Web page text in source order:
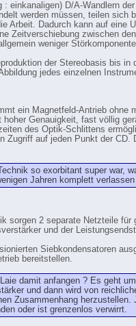
einkanaligen) D/A-Wandlern
werden müssen, teilen sich
Arbeit. Dadurch kann auf eine
Zeitverschiebung zwischen
weniger
der Stereobasis bis in
jedes einzelnen
ein Magnetfeld-Antrieb ohne
Genauigkeit, fast völlig
des Optik-Schlittens
Zugriff auf jeden Punkt der CD.
so exorbitant super war,
Jahren komplett
sorgen 2 separate Netzteile für
und der
Siebkondensatoren
bereitstellen.
damit anfangen ? Es geht
und dann wird von
Zusammenhang herzustellen.
oder ist grenzenlos verwirrt.